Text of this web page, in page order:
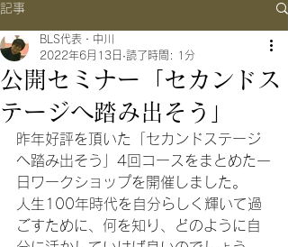
記事
公開セミナー「セカンドス
テージへ踏み出そう」
BLS代表・中川
2022年6月13日 読了時間: 1分
昨年好評を頂いた「セカンドステージ
へ踏み出そう」4回コースをまとめた一
日ワークショップを開催しました。
人生100年時代を自分らしく輝いて過
ごすために、何を知り、どのように自